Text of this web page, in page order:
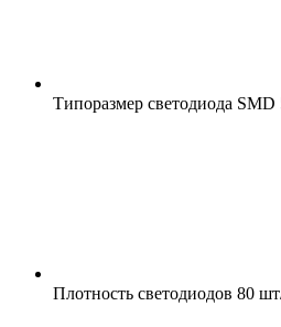
Типоразмер светодиода SMD
Плотность светодиодов 80